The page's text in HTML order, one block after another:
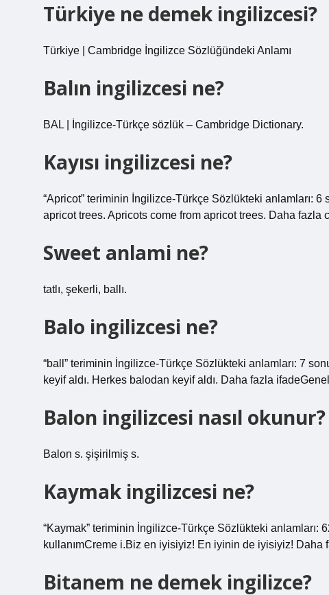
Türkiye ne demek ingilizcesi?
Türkiye | Cambridge İngilizce Sözlüğündeki Anlamı
Balın ingilizcesi ne?
BAL | İngilizce-Türkçe sözlük – Cambridge Dictionary.
Kayısı ingilizcesi ne?
“Apricot” teriminin İngilizce-Türkçe Sözlükteki anlamları:
apricot trees. Apricots come from apricot trees. Daha fazla
Sweet anlami ne?
tatlı, şekerli, ballı.
Balo ingilizcesi ne?
“ball” teriminin İngilizce-Türkçe Sözlükteki anlamları: 7
keyif aldı. Herkes balodan keyif aldı. Daha fazla
Balon ingilizcesi nasıl okunur?
Balon s. şişirilmiş s.
Kaymak ingilizcesi ne?
“Kaymak” teriminin İngilizce-Türkçe Sözlükteki anlamları:
kullanımCreme i.Biz en iyisiyiz! En iyinin de iyisiyiz! Daha
Bitanem ne demek ingilizce?